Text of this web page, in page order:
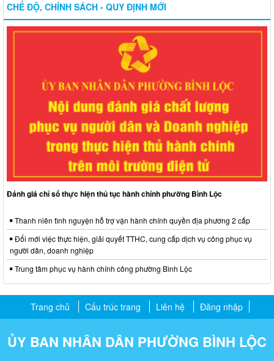
CHẾ ĐỘ, CHÍNH SÁCH - QUY ĐỊNH MỚI
Đánh giá chỉ số thực hiện thủ tục hành chính phường Bình Lộc
Thanh niên tình nguyện hỗ trợ vận hành chính quyền địa phương 2 cấp
Đổi mới việc thực hiện, giải quyết TTHC, cung cấp dịch vụ công phục vụ
người dân, doanh nghiệp
Trung tâm phục vụ hành chính công phường Bình Lộc
Trang chủ Cấu trúc trang Liên hệ Đăng nhập
ỦY BAN NHÂN DÂN PHƯỜNG BÌNH LỘC